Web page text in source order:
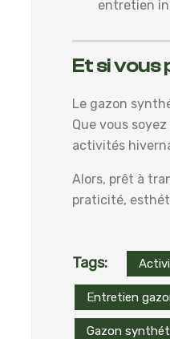
entretien
Et si vous
Le gazon
Que vous
activités
Alors, prêt à
praticité,
Tags:
Entretien
Gazon